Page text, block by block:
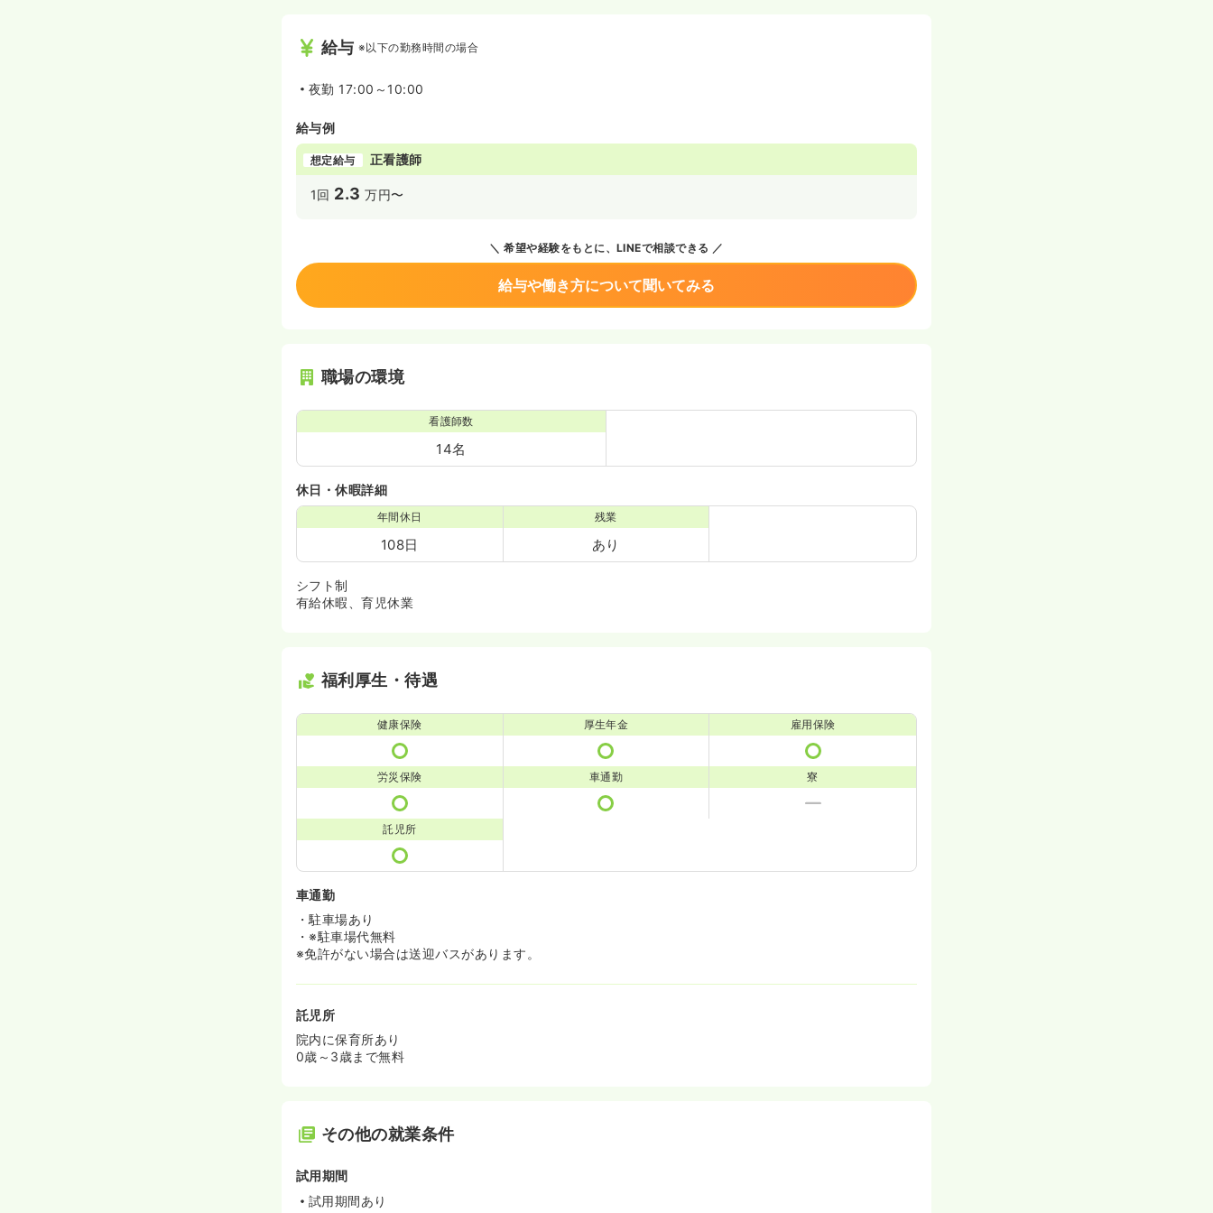
給与 ※以下の勤務時間の場合
夜勤 17:00～10:00
給与例
想定給与 正看護師
1回 2.3 万円〜
希望や経験をもとに、LINEで相談できる
給与や働き方について聞いてみる
職場の環境
看護師数
14名
休日・休暇詳細
年間休日
108日
残業
あり
シフト制
有給休暇、育児休業
福利厚生・待遇
健康保険 厚生年金 雇用保険
労災保険 車通勤 寮
託児所
車通勤
・駐車場あり
・※駐車場代無料
※免許がない場合は送迎バスがあります。
託児所
院内に保育所あり
0歳～3歳まで無料
その他の就業条件
試用期間
試用期間あり